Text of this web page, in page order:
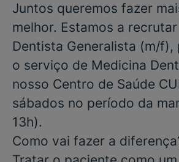
Juntos queremos fazer
melhor. Estamos a
Dentista Generalista (m/f),
o serviço de Medicina
nosso Centro de Saúde
sábados no período da
13h).
Como vai fazer a